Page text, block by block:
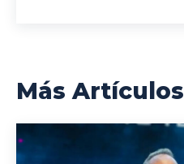
Más Artículos